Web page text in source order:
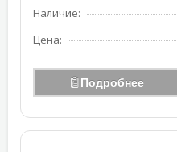
Наличие:
Цена:
Подробнее